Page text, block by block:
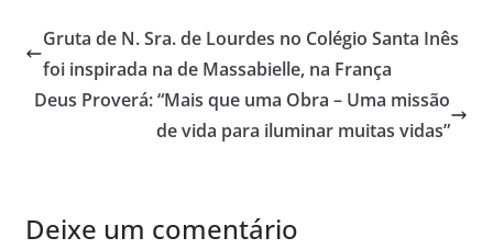
Gruta de N. Sra. de Lourdes no Colégio Santa Inês
foi inspirada na de Massabielle, na França
Deus Proverá: “Mais que uma Obra – Uma missão
de vida para iluminar muitas vidas”
Deixe um comentário